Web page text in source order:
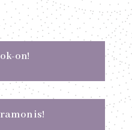
on!
is!